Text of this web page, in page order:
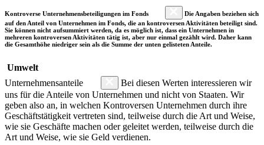
Kontroverse Unternehmensbeteiligungen im Fonds
Die Angaben beziehen sich
auf den Anteil von Unternehmen im Fonds, die an kontroversen Aktivitäten beteiligt sind.
Sie können nicht aufsummiert werden, da es möglich ist, dass ein Unternehmen in
mehreren kontroversen Aktivitäten tätig ist, aber nur einmal gezählt wird. Daher kann
die Gesamthöhe niedriger sein als die Summe der unten gelisteten Anteile.
Umwelt
Unternehmensanteile
Bei diesen Werten interessieren wir
uns für die Anteile von Unternehmen und nicht von Staaten. Wir
geben also an, in welchen Kontroversen Unternehmen durch ihre
Geschäftstätigkeit vertreten sind, teilweise durch die Art und Weise,
wie sie Geschäfte machen oder geleitet werden, teilweise durch die
Art und Weise, wie sie Geld verdienen.